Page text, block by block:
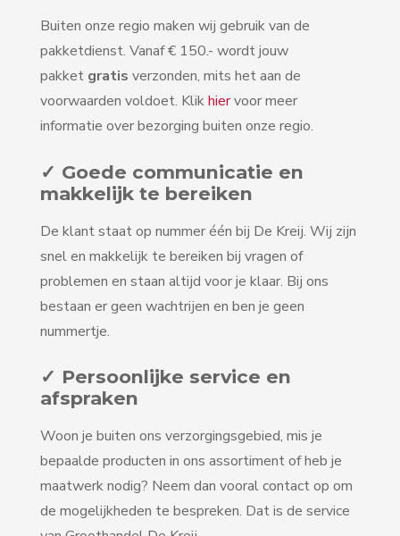
Buiten onze regio maken wij gebruik van de
pakketdienst. Vanaf € 150.- wordt jouw
pakket gratis verzonden, mits het aan de
voorwaarden voldoet. Klikhiervoor meer
informatie over bezorging buiten onze regio.
✓ Goede communicatie en
makkelijk te bereiken
De klant staat op nummer één bij De Kreij. Wij zijn
snel en makkelijk te bereiken bij vragen of
problemen en staan altijd voor je klaar. Bij ons
bestaan er geen wachtrijen en ben je geen
nummertje.
✓ Persoonlijke service en
afspraken
Woon je buiten ons verzorgingsgebied, mis je
bepaalde producten in ons assortiment of heb je
maatwerk nodig? Neem dan vooral contact op om
de mogelijkheden te bespreken. Dat is de service